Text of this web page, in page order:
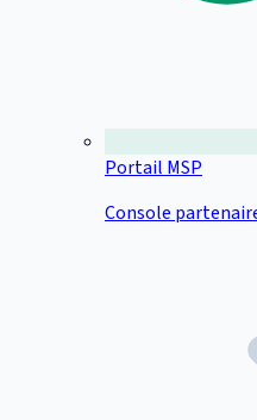
Portail MSP
Console